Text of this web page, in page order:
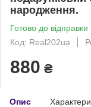
народження.
Готово до відправки
Код: Real202ua
880 ₴
Опис